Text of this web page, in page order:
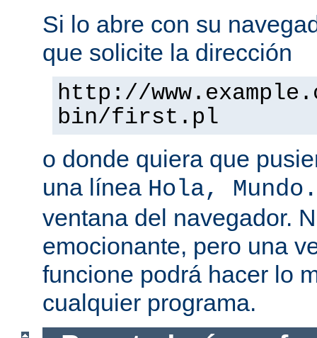
Si lo abre con su
que solicite la dirección
http://
bin/first.pl
o donde quiera que
una línea Hola, Mundo.
ventana del navegador.
emocionante, pero una
funcione podrá hacer lo
cualquier programa.